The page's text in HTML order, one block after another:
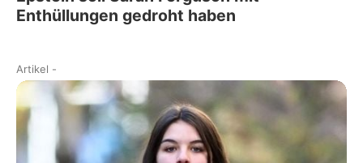
Enthüllungen gedroht haben
Artikel -